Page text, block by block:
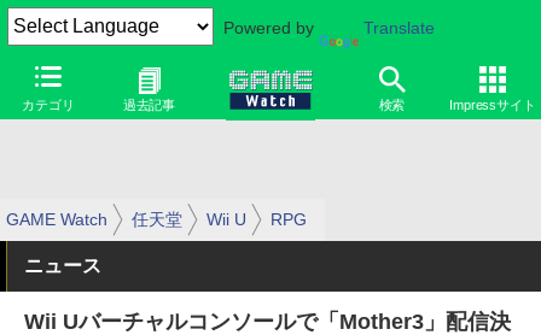
Powered by Translate
カテゴリ 過去記事 検索 Impressサイト
GAME Watch 任天堂 Wii U RPG
ニュース
Wii Uバーチャルコンソールで「Mother3」配信決